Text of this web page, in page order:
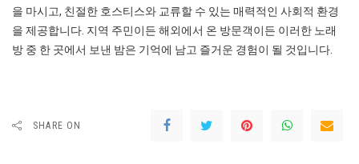
을 마시고, 친절한 호스티스와 교류할 수 있는 매력적인 사회적 환경
을 제공합니다. 지역 주민이든 해외에서 온 방문객이든 이러한 노래
방 중 한 곳에서 보낸 밤은 기억에 남고 즐거운 경험이 될 것입니다.
SHARE ON